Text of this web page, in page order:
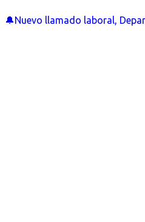
🔔Nuevo llamado laboral,